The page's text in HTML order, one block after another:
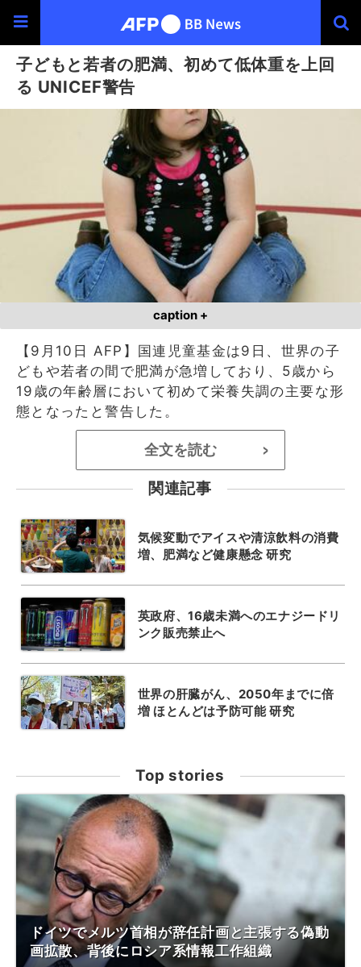
子どもと若者の肥満、初めて低体重を上回
る UNICEF警告
caption +
【9月10日 AFP】国連児童基金は9日、世界の子
どもや若者の間で肥満が急増しており、5歳から
19歳の年齢層において初めて栄養失調の主要な形
態となったと警告した。
全文を読む >
関連記事
気候変動でアイスや清涼飲料の消費
増、肥満など健康懸念 研究
英政府、16歳未満へのエナジードリ
ンク販売禁止へ
世界の肝臓がん、2050年までに倍
増 ほとんどは予防可能 研究
Top stories
ドイツでメルツ首相が辞任計画と主張する偽動
画拡散、背後にロシア系情報工作組織